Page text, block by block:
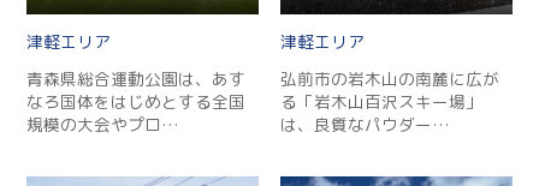
津軽
青森県総合運動公園は、あす
なろ国体をはじめとする全国
規模の大会やプロ…
津軽
弘前市の岩木山の南麓に広が
る「岩木山百沢スキー場」
は、良質なパウダー…